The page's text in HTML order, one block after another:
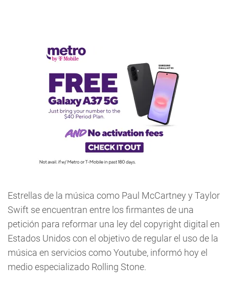
Estrellas de la música como Paul McCartney y Taylor
Swift se encuentran entre los firmantes de una
petición para reformar una ley del copyright digital en
Estados Unidos con el objetivo de regular el uso de la
música en servicios como Youtube, informó hoy el
medio especializado Rolling Stone.